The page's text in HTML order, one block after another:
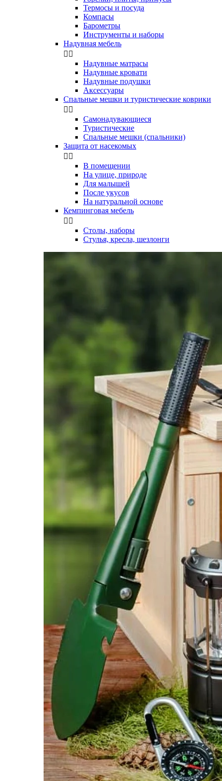
Термосы и посуда
Компасы
Бapoмeтpы
Инструменты и наборы
Надувная мебель
 
Надувные матрасы
Надувные кровати
Надувные подушки
Аксессуары
Спальные мешки и туристические коврики
 
Самонадувающиеся
Туристические
Спальные мешки (спальники)
Защита от насекомых
 
В помещении
На улице, природе
Для малышей
После укусов
На натуральной основе
Кемпинговая мебель
 
Столы, наборы
Стулья, кресла, шезлонги